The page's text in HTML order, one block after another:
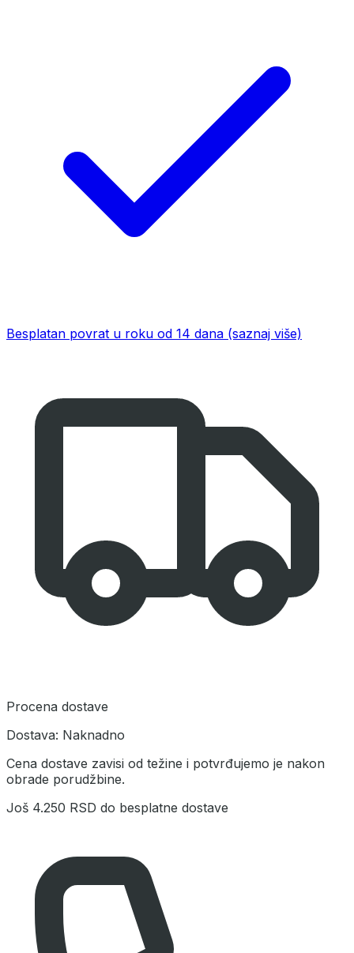
Besplatan povrat u roku od 14 dana (saznaj više)
Procena dostave
Dostava: Naknadno
Cena dostave zavisi od težine i potvrđujemo je nakon
obrade porudžbine.
Još 4.250 RSD do besplatne dostave